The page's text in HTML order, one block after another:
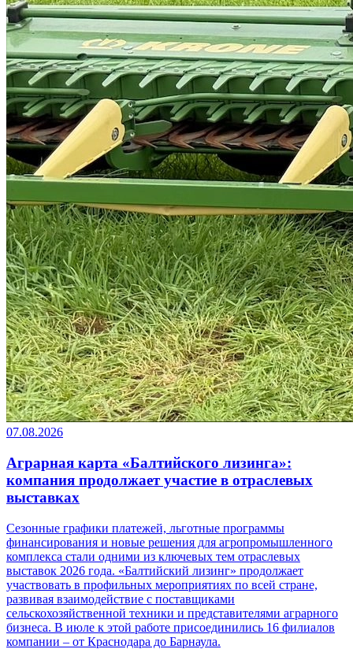
07.08.2026
Аграрная карта «Балтийского лизинга»:
компания продолжает участие в отраслевых
выставках
Сезонные графики платежей, льготные программы
финансирования и новые решения для агропромышленного
комплекса стали одними из ключевых тем отраслевых
выставок 2026 года. «Балтийский лизинг» продолжает
участвовать в профильных мероприятиях по всей стране,
развивая взаимодействие с поставщиками
сельскохозяйственной техники и представителями аграрного
бизнеса. В июле к этой работе присоединились 16 филиалов
компании – от Краснодара до Барнаула.